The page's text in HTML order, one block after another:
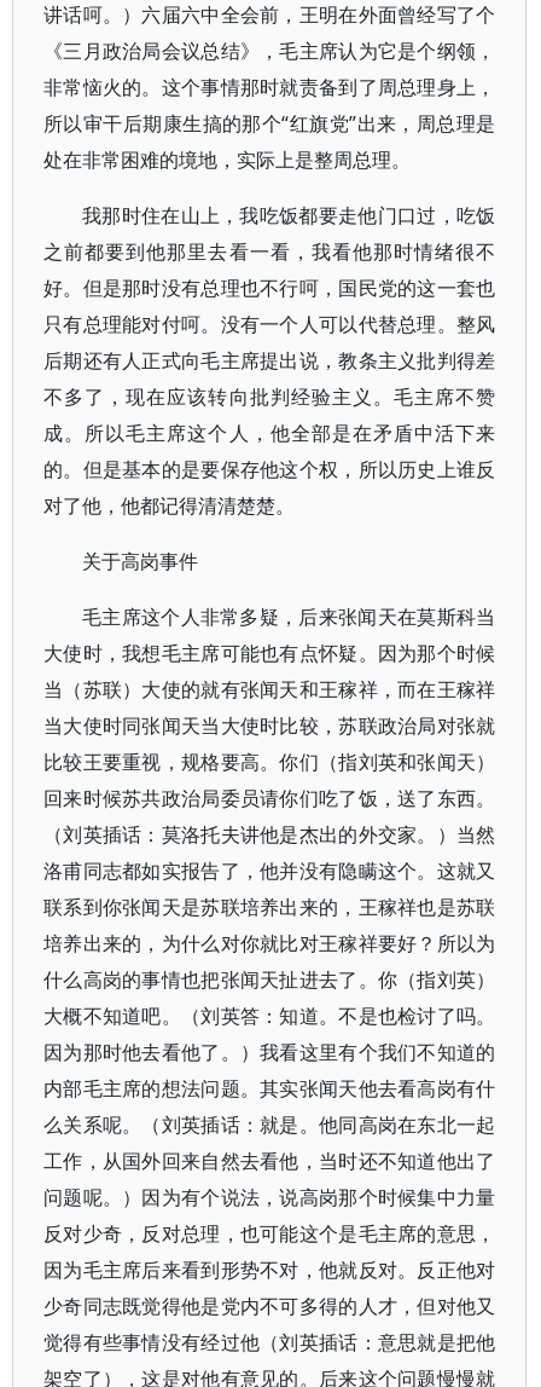
讲话呵。）六届六中全会前，王明在外面曾经写了个
《三月政治局会议总结》，毛主席认为它是个纲领，
非常恼火的。这个事情那时就责备到了周总理身上，
所以审干后期康生搞的那个“红旗党”出来，周总理是
处在非常困难的境地，实际上是整周总理。
我那时住在山上，我吃饭都要走他门口过，吃饭
之前都要到他那里去看一看，我看他那时情绪很不
好。但是那时没有总理也不行呵，国民党的这一套也
只有总理能对付呵。没有一个人可以代替总理。整风
后期还有人正式向毛主席提出说，教条主义批判得差
不多了，现在应该转向批判经验主义。毛主席不赞
成。所以毛主席这个人，他全部是在矛盾中活下来
的。但是基本的是要保存他这个权，所以历史上谁反
对了他，他都记得清清楚楚。
关于高岗事件
毛主席这个人非常多疑，后来张闻天在莫斯科当
大使时，我想毛主席可能也有点怀疑。因为那个时候
当（苏联）大使的就有张闻天和王稼祥，而在王稼祥
当大使时同张闻天当大使时比较，苏联政治局对张就
比较王要重视，规格要高。你们（指刘英和张闻天）
回来时候苏共政治局委员请你们吃了饭，送了东西。
（刘英插话：莫洛托夫讲他是杰出的外交家。）当然
洛甫同志都如实报告了，他并没有隐瞒这个。这就又
联系到你张闻天是苏联培养出来的，王稼祥也是苏联
培养出来的，为什么对你就比对王稼祥要好？所以为
什么高岗的事情也把张闻天扯进去了。你（指刘英）
大概不知道吧。（刘英答：知道。不是也检讨了吗。
因为那时他去看他了。）我看这里有个我们不知道的
内部毛主席的想法问题。其实张闻天他去看高岗有什
么关系呢。（刘英插话：就是。他同高岗在东北一起
工作，从国外回来自然去看他，当时还不知道他出了
问题呢。）因为有个说法，说高岗那个时候集中力量
反对少奇，反对总理，也可能这个是毛主席的意思，
因为毛主席后来看到形势不对，他就反对。反正他对
少奇同志既觉得他是党内不可多得的人才，但对他又
觉得有些事情没有经过他（刘英插话：意思就是把他
架空了），这是对他有意见的。后来这个问题慢慢就